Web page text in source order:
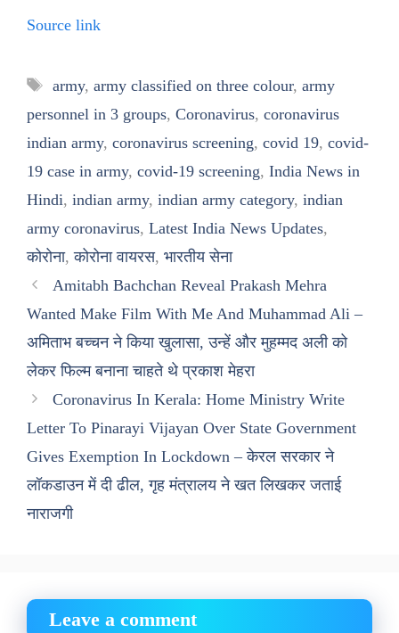
Source link
Tags
army, army classified on three colour, army
personnel in 3 groups, Coronavirus, coronavirus
indian army, coronavirus screening, covid 19, covid-
19 case in army, covid-19 screening, India News in
Hindi, indian army, indian army category, indian
army coronavirus, Latest India News Updates,
कोरोना,कोरोना वायरस, भारतीय सेना
Amitabh Bachchan Reveal Prakash Mehra
Wanted Make Film With Me And Muhammad Ali –
अमिताभ बच्चन ने किया खुलासा, उन्हें और मुहम्मद अली को
लेकर फिल्म बनाना चाहते थे प्रकाश मेहरा
Coronavirus In Kerala: Home Ministry Write
Letter To Pinarayi Vijayan Over State Government
Gives Exemption In Lockdown – केरल सरकार ने
लॉकडाउन में दी ढील, गृह मंत्रालय ने खत लिखकर जताई
नाराजगी
Leave a comment